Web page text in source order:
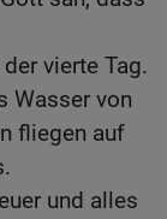
vierte Tag.
Wasser von
fliegen auf
und alles